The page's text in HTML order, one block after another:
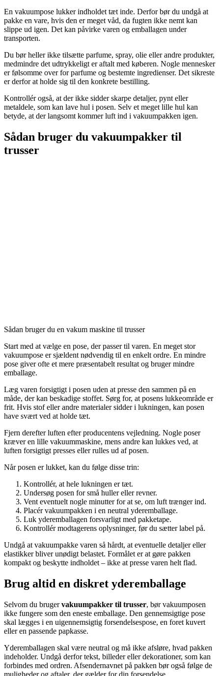
En vakuumpose lukker indholdet tæt inde. Derfor bør du undgå at
pakke en vare, hvis den er meget våd, da fugten ikke nemt kan
slippe ud igen. Det kan påvirke varen og emballagen under
transporten.
Du bør heller ikke tilsætte parfume, spray, olie eller andre produkter,
medmindre det udtrykkeligt er aftalt med køberen. Nogle mennesker
er følsomme over for parfume og bestemte ingredienser. Det sikreste
er derfor at holde sig til den konkrete bestilling.
Kontrollér også, at der ikke sidder skarpe detaljer, pynt eller
metaldele, som kan lave hul i posen. Selv et meget lille hul kan
betyde, at der langsomt kommer luft ind i vakuumpakken igen.
Sådan bruger du vakuumpakker til
trusser
Sådan bruger du en vakum maskine til trusser
Start med at vælge en pose, der passer til varen. En meget stor
vakuumpose er sjældent nødvendig til en enkelt ordre. En mindre
pose giver ofte et mere præsentabelt resultat og bruger mindre
emballage.
Læg varen forsigtigt i posen uden at presse den sammen på en
måde, der kan beskadige stoffet. Sørg for, at posens lukkeområde er
frit. Hvis stof eller andre materialer sidder i lukningen, kan posen
have svært ved at holde tæt.
Fjern derefter luften efter producentens vejledning. Nogle poser
kræver en lille vakuummaskine, mens andre kan lukkes ved, at
luften forsigtigt presses eller rulles ud af posen.
Når posen er lukket, kan du følge disse trin:
Kontrollér, at hele lukningen er tæt.
Undersøg posen for små huller eller revner.
Vent eventuelt nogle minutter for at se, om luft trænger ind.
Placér vakuumpakken i en neutral yderemballage.
Luk yderemballagen forsvarligt med pakketape.
Kontrollér modtagerens oplysninger, før du sætter label på.
Undgå at vakuumpakke varen så hårdt, at eventuelle detaljer eller
elastikker bliver unødigt belastet. Formålet er at gøre pakken
kompakt og beskytte indholdet – ikke at presse varen helt flad.
Brug altid en diskret yderemballage
Selvom du brugervakuumpakker til trusser, bør vakuumposen
ikke fungere som den eneste emballage. Den gennemsigtige pose
skal lægges i en uigennemsigtig forsendelsespose, en foret kuvert
eller en passende papkasse.
Yderemballagen skal være neutral og må ikke afsløre, hvad pakken
indeholder. Undgå derfor tekst, billeder eller dekorationer, som kan
forbindes med ordren. Afsendernavnet på pakken bør også følge de
muligheder og aftaler, der gælder for din forsendelse.